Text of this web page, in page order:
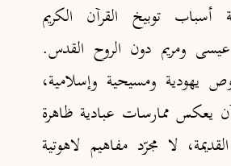
أسباب توبيخ القرآن الكريم
عيسى ومريم دون الروح القدس.
يهودية ومسيحية وإسلامية،
يعكس ممارسات عبادية ظاهرة
لا مجرّد مفاهيم لاهوتية